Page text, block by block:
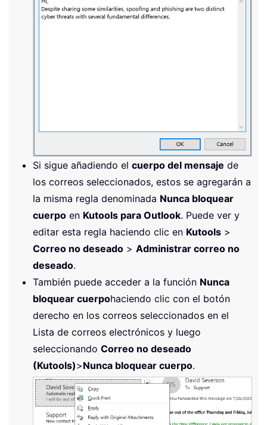
Si sigue añadiendo el cuerpo del mensaje de
los correos seleccionados, estos se agregarán a
la misma regla denominada Nunca bloquear
cuerpo en Kutools para Outlook. Puede ver y
editar esta regla haciendo clic en Kutools >
Correo no deseado > Administrar correo no
deseado.
También puede acceder a la función Nunca
bloquear cuerpohaciendo clic con el botón
derecho en los correos seleccionados en el
Lista de correos electrónicos y luego
seleccionando Correo no deseado
(Kutools)>Nunca bloquear cuerpo.